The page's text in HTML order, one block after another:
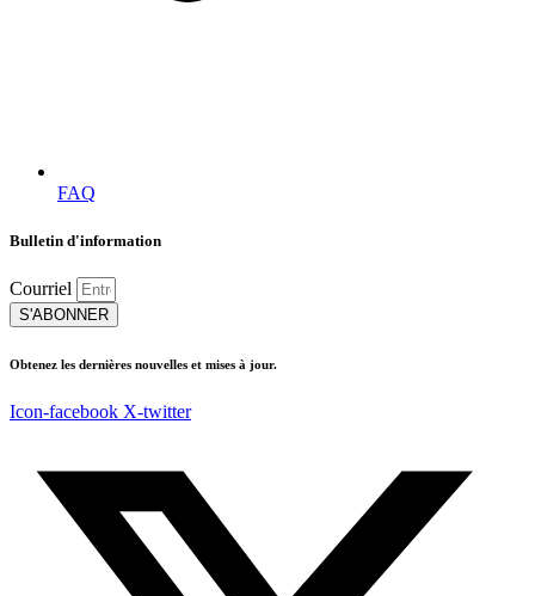
FAQ
Bulletin d'information
Courriel
S'ABONNER
Obtenez les dernières nouvelles et mises à jour.
Icon-facebook X-twitter